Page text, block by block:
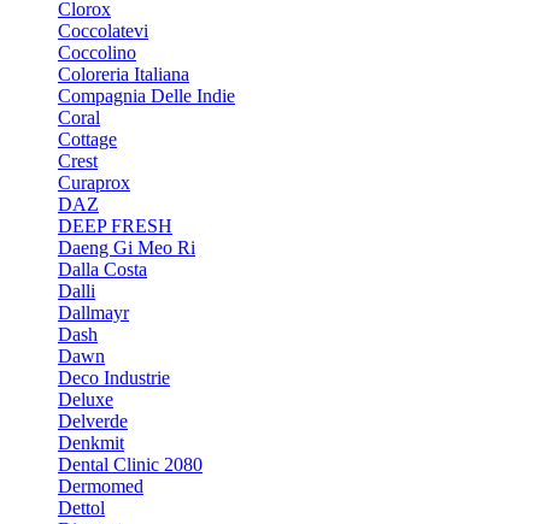
Clorox
Coccolatevi
Coccolino
Coloreria Italiana
Compagnia Delle Indie
Coral
Cottage
Crest
Curaprox
DAZ
DEEP FRESH
Daeng Gi Meo Ri
Dalla Costa
Dalli
Dallmayr
Dash
Dawn
Deco Industrie
Deluxe
Delverde
Denkmit
Dental Clinic 2080
Dermomed
Dettol